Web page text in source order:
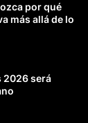
por qué
más allá de lo
2026 será